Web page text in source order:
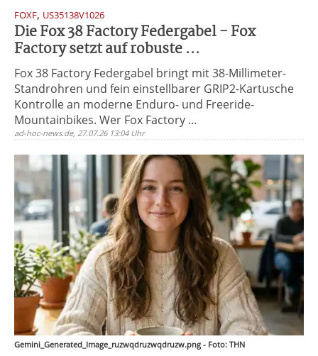
FOXF, US35138V1026
Die Fox 38 Factory Federgabel - Fox
Factory setzt auf robuste ...
Fox 38 Factory Federgabel bringt mit 38-Millimeter-
Standrohren und fein einstellbarer GRIP2-Kartusche
Kontrolle an moderne Enduro- und Freeride-
Mountainbikes. Wer Fox Factory ...
ad-hoc-news.de, 27.07.26 13:04 Uhr
Gemini_Generated_Image_ruzwqdruzwqdruzw.png - Foto: THN